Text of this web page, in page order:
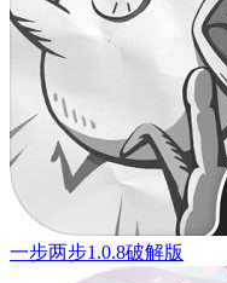
一步两步1.0.8破解版